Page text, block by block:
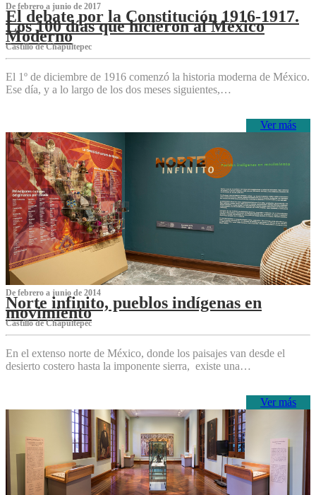
De febrero a junio de 2017
El debate por la Constitución 1916-1917.
Los 100 días que hicieron al México
Moderno
Castillo de Chapultepec
El 1º de diciembre de 1916 comenzó la historia moderna de México.
Ese día, y a lo largo de los dos meses siguientes,…
Ver más
De febrero a junio de 2014
Norte infinito, pueblos indígenas en
movimiento
Castillo de Chapultepec
En el extenso norte de México, donde los paisajes van desde el
desierto costero hasta la imponente sierra, existe una…
Ver más